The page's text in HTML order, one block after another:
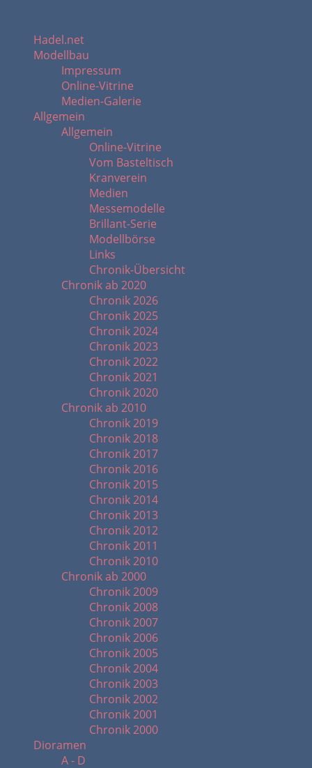
Hadel.net
Modellbau
Impressum
Online-Vitrine
Medien-Galerie
Allgemein
Allgemein
Online-Vitrine
Vom Basteltisch
Kranverein
Medien
Messemodelle
Brillant-Serie
Modellbörse
Links
Chronik-Übersicht
Chronik ab 2020
Chronik 2026
Chronik 2025
Chronik 2024
Chronik 2023
Chronik 2022
Chronik 2021
Chronik 2020
Chronik ab 2010
Chronik 2019
Chronik 2018
Chronik 2017
Chronik 2016
Chronik 2015
Chronik 2014
Chronik 2013
Chronik 2012
Chronik 2011
Chronik 2010
Chronik ab 2000
Chronik 2009
Chronik 2008
Chronik 2007
Chronik 2006
Chronik 2005
Chronik 2004
Chronik 2003
Chronik 2002
Chronik 2001
Chronik 2000
Dioramen
A - D